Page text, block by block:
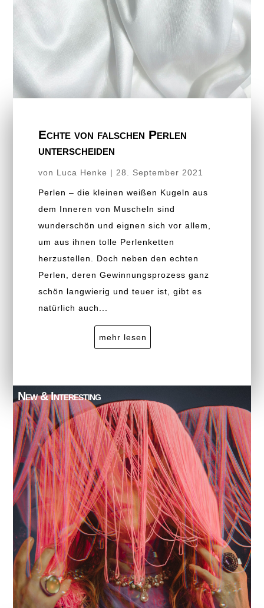
Echte von falschen Perlen
unterscheiden
von Luca Henke | 28. September 2021
Perlen – die kleinen weißen Kugeln aus
dem Inneren von Muscheln sind
wunderschön und eignen sich vor allem,
um aus ihnen tolle Perlenketten
herzustellen. Doch neben den echten
Perlen, deren Gewinnungsprozess ganz
schön langwierig und teuer ist, gibt es
natürlich auch...
mehr lesen
New & Interesting